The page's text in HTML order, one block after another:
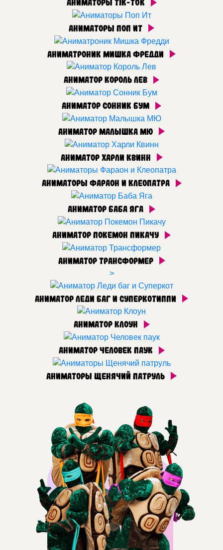
Аниматоры Tik-Tok
Аниматоры Поп Ит
Аниматроник Мишка Фредди
Аниматор Король Лев
Аниматор Сонник Бум
Аниматор Малышка МЮ
Аниматор Харли Квинн
Аниматоры Фараон и Клеопатра
Аниматор Баба Яга
Аниматор Покемон Пикачу
Аниматор Трансформер
>
Аниматор Леди баг и Суперкотиппи
Аниматор Клоун
Аниматор Человек паук
Аниматоры Щенячий патруль